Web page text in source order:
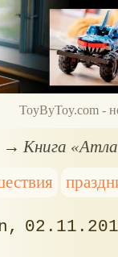
ToyByToy.com -
Книга